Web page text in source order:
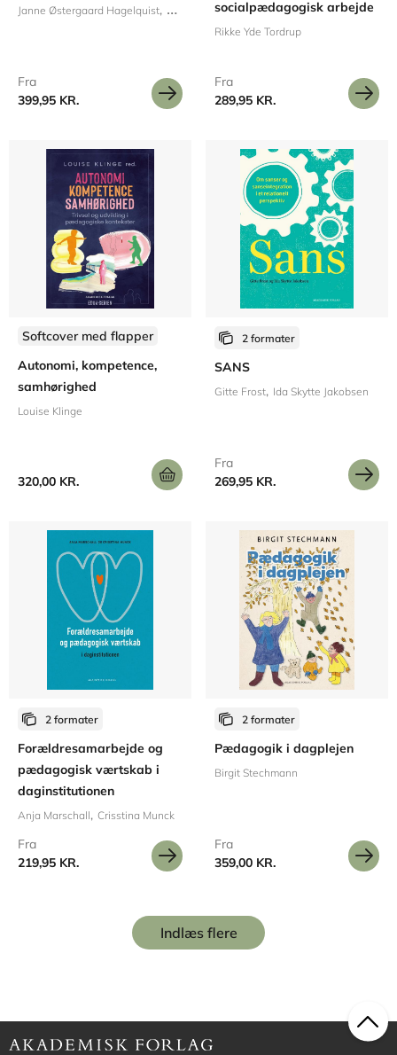
Janne Østergaard Hagelquist Camilla Jensen Hamre Sarah Long Jonsson
Fra
399,95 KR.
socialpædagogisk arbejde
Rikke Yde Tordrup
Fra
289,95 KR.
Softcover med flapper
Autonomi, kompetence,
samhørighed
Louise Klinge
320,00 KR.
2 formater
SANS
Gitte Frost Ida Skytte Jakobsen
Fra
269,95 KR.
2 formater
Forældresamarbejde og
pædagogisk værtskab i
daginstitutionen
Anja Marschall Crisstina Munck
Fra
219,95 KR.
2 formater
Pædagogik i dagplejen
Birgit Stechmann
Fra
359,00 KR.
Indlæs flere